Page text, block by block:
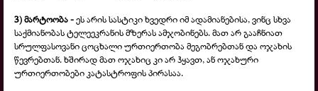
3) მარტოობა -ეს არის სასტიკი ხვედრი იმ ადამიანებისა, ვინც სხვა
საქმიანობას ტელეეკრანის მზერას ამჯობინებს. მათ არ გააჩნიათ
სრულფასოვანი ცოცხალი ურთიერთობა მეგობრებთან და ოჯახის
წევრებთან. ხშირად მათ ოჯახიც კი არ ჰყავთ, ან ოჯახური
ურთიერთობები კატასტროფის პირასაა.